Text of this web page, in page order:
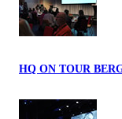
HQ ON TOUR